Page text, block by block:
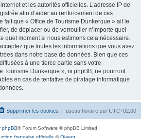
et les autorités officielles. L’adresse IP de
afin d’aider au renforcement de ces
fait que « Office de Tourisme Dunkerque » ait le
de déplacer ou de verrouiller n’importe quel
quel moment si nous estimons cela nécessaire.
que toutes les informations que vous avez
dans notre base de données. Bien que ces
à une tierce partie sans votre
Tourisme Dunkerque », ni phpBB, ne pourront
en cas de tentative de piratage informatique
Fuseau horaire sur UTC+02:00
Supprimer les cookies
phpBB® Forum Software © phpBB Limited
française officielle ©Qiaeru